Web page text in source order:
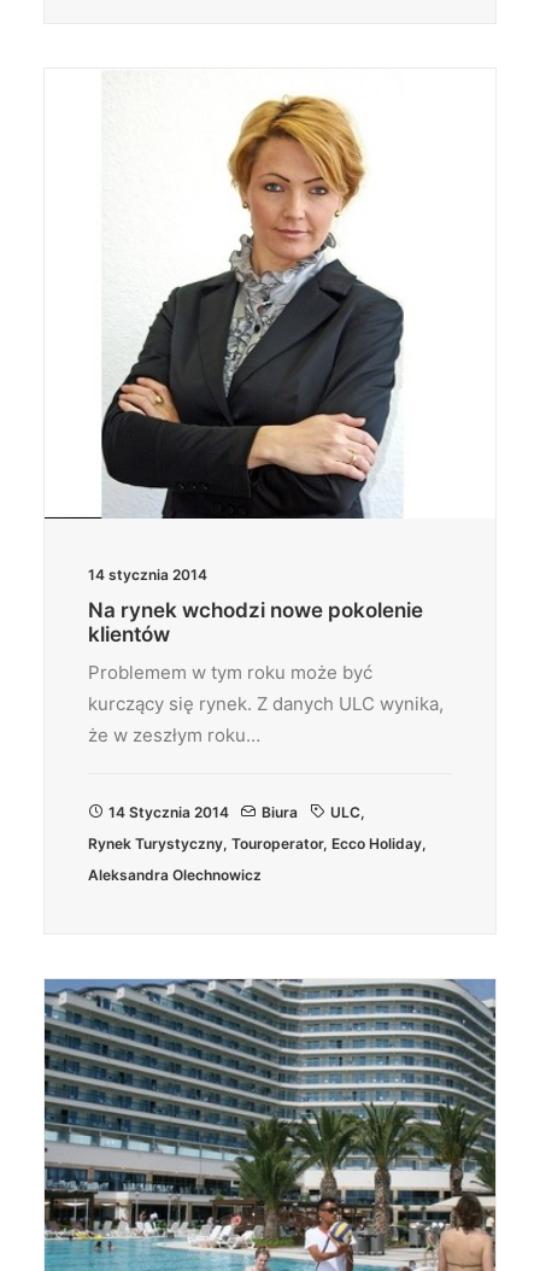
14 stycznia 2014
Na rynek wchodzi nowe pokolenie
klientów
Problemem w tym roku może być
kurczący się rynek. Z danych ULC wynika,
że w zeszłym roku…
14 Stycznia 2014 Biura ULC,
Rynek Turystyczny, Touroperator, Ecco Holiday,
Aleksandra Olechnowicz